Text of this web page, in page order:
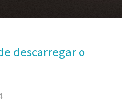
descarregar o